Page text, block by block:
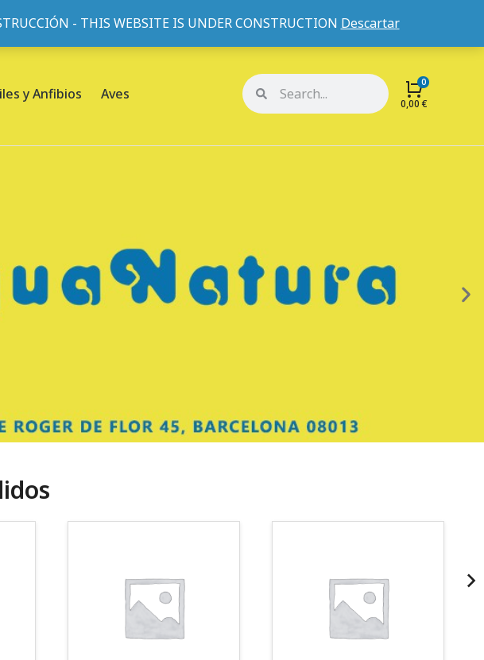
- THIS WEBSITE IS UNDER CONSTRUCTION Descartar
nosotros Mi cuenta Mis pedidos
y Anfibios Aves
0,00€